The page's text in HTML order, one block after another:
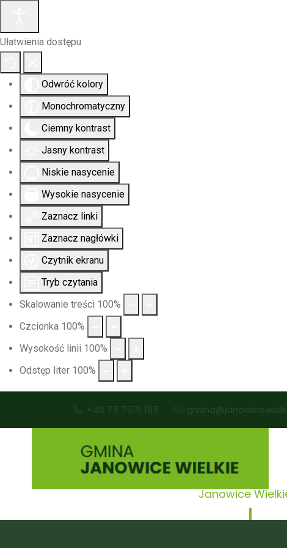
Ułatwienia dostępu
Odwróć kolory
Monochromatyczny
Ciemny kontrast
Jasny kontrast
Niskie nasycenie
Wysokie nasycenie
Zaznacz linki
Zaznacz nagłówki
Czytnik ekranu
Tryb czytania
Skalowanie treści 100%
Czcionka 100%
Wysokość linii 100%
Odstęp liter 100%
+48 75 7515 185
Janowice